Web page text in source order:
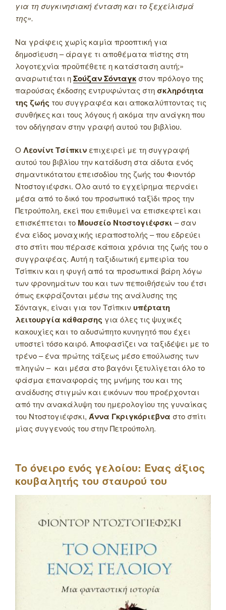
για τη συγκινησιακή ένταση και το ξεχείλισμά
της».
Να γράφεις χωρίς καμία προοπτική για
δημοσίευση – άραγε τι αποθέματα πίστης στη
λογοτεχνία προϋπέθετε η κατάσταση αυτή;»
αναρωτιέται ηΣούζαν Σόνταγκ στον πρόλογο της
παρούσας έκδοσης εντρυφώντας στη σκληρότητα
της ζωής του συγγραφέα και αποκαλύπτοντας τις
συνθήκες και τους λόγους ή ακόμα την ανάγκη που
τον οδήγησαν στην γραφή αυτού του βιβλίου.
Ο Λεονίντ Τσίπκιν επιχειρεί με τη συγγραφή
αυτού του βιβλίου την κατάδυση στα άδυτα ενός
σημαντικότατου επεισοδίου της ζωής του Φιοντόρ
Ντοστογιέφσκι. Όλο αυτό το εγχείρημα περνάει
μέσα από το δικό του προσωπικό ταξίδι προς την
Πετρούπολη, εκεί που επιθυμεί να επισκεφτεί και
επισκέπτεται το Μουσείο Ντοστογιέφσκι – σαν
ένα είδος μοναχικής ιεραποστολής – που εδρεύει
στο σπίτι που πέρασε κάποια χρόνια της ζωής του ο
συγγραφέας. Αυτή η ταξιδιωτική εμπειρία του
Τσίπκιν και η φυγή από τα προσωπικά βάρη λόγω
των φρονημάτων του και των πεποιθήσεών του έτσι
όπως εκφράζονται μέσω της ανάλυσης της
Σόνταγκ, είναι για τον Τσίπκιν υπέρτατη
λειτουργία κάθαρσης για όλες τις ψυχικές
κακουχίες και το αδυσώπητο κυνηγητό που έχει
υποστεί τόσο καιρό. Αποφασίζει να ταξιδέψει με το
τρένο – ένα πρώτης τάξεως μέσο επούλωσης των
πληγών – και μέσα στο βαγόνι ξετυλίγεται όλο το
φάσμα επαναφοράς της μνήμης του και της
ανάδυσης στιγμών και εικόνων που προέρχονται
από την ανακάλυψη του ημερολογίου της γυναίκας
του Ντοστογιέφσκι, Άννα Γκριγκόριεβνα στο σπίτι
μίας συγγενούς του στην Πετρούπολη.
Το όνειρο ενός γελοίου: Ένας άξιος
κουβαλητής του σταυρού του